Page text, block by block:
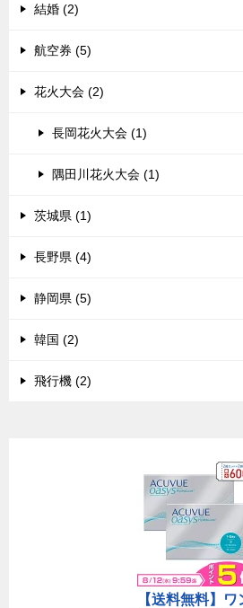
結婚 (2)
航空券 (5)
花火大会 (2)
長岡花火大会 (1)
隅田川花火大会 (1)
茨城県 (1)
長野県 (4)
静岡県 (5)
韓国 (2)
飛行機 (2)